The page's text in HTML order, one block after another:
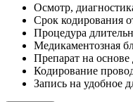
Осмотр,
Срок кодирования
Процедура
Медикаментозная
Препарат на основе
Кодирование
Запись на удобное